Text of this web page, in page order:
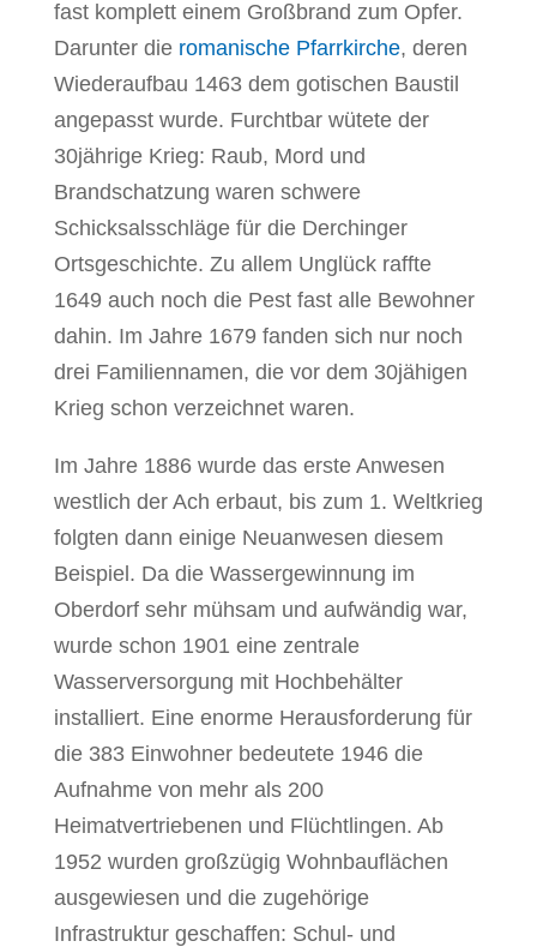
fast komplett einem Großbrand zum Opfer.
Darunter die romanische Pfarrkirche, deren
Wiederaufbau 1463 dem gotischen Baustil
angepasst wurde. Furchtbar wütete der
30jährige Krieg: Raub, Mord und
Brandschatzung waren schwere
Schicksalsschläge für die Derchinger
Ortsgeschichte. Zu allem Unglück raffte
1649 auch noch die Pest fast alle Bewohner
dahin. Im Jahre 1679 fanden sich nur noch
drei Familiennamen, die vor dem 30jähigen
Krieg schon verzeichnet waren.
Im Jahre 1886 wurde das erste Anwesen
westlich der Ach erbaut, bis zum 1. Weltkrieg
folgten dann einige Neuanwesen diesem
Beispiel. Da die Wassergewinnung im
Oberdorf sehr mühsam und aufwändig war,
wurde schon 1901 eine zentrale
Wasserversorgung mit Hochbehälter
installiert. Eine enorme Herausforderung für
die 383 Einwohner bedeutete 1946 die
Aufnahme von mehr als 200
Heimatvertriebenen und Flüchtlingen. Ab
1952 wurden großzügig Wohnbauflächen
ausgewiesen und die zugehörige
Infrastruktur geschaffen: Schul- und